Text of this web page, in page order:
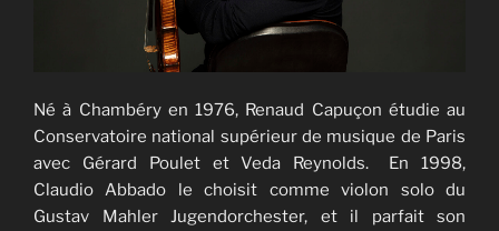
Né à Chambéry en 1976, Renaud Capuçon étudie au
Conservatoire national supérieur de musique de Paris
avec Gérard Poulet et Veda Reynolds. En 1998,
Claudio Abbado le choisit comme violon solo du
Gustav Mahler Jugendorchester, et il parfait son